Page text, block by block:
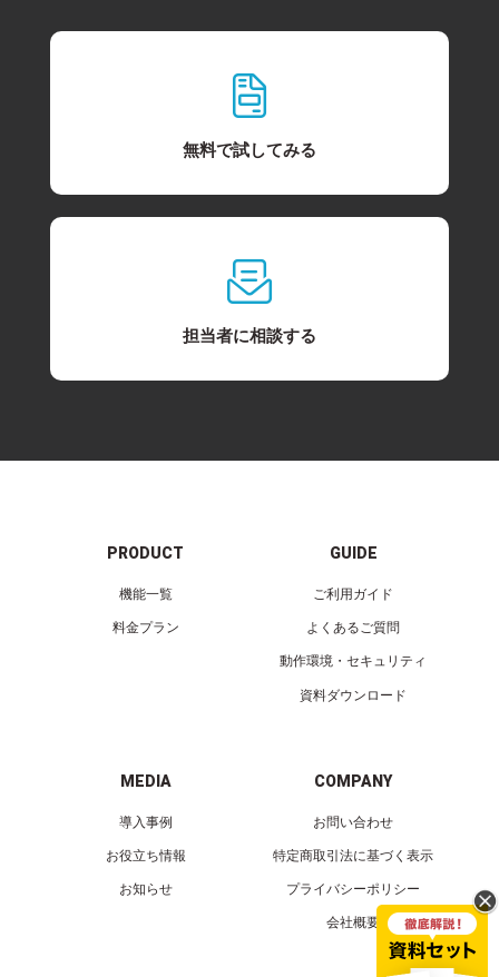
無料で試してみる
担当者に相談する
PRODUCT
機能一覧
料金プラン
GUIDE
ご利用ガイド
よくあるご質問
動作環境・セキュリティ
資料ダウンロード
MEDIA
導入事例
お役立ち情報
お知らせ
COMPANY
お問い合わせ
特定商取引法に基づく表示
プライバシーポリシー
会社概要